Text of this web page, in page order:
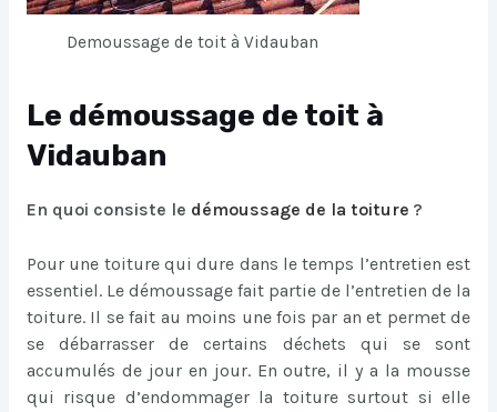
Demoussage de toit à Vidauban
Le démoussage de toit à
Vidauban
En quoi consiste le démoussage de la toiture ?
Pour une toiture qui dure dans le temps l’entretien est
essentiel. Le démoussage fait partie de l’entretien de la
toiture. Il se fait au moins une fois par an et permet de
se débarrasser de certains déchets qui se sont
accumulés de jour en jour. En outre, il y a la mousse
qui risque d’endommager la toiture surtout si elle